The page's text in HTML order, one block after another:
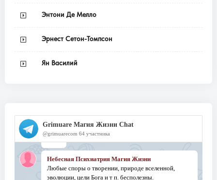
Энтони Де Мелло
Эрнест Сетон-Томпсон
Ян Василий